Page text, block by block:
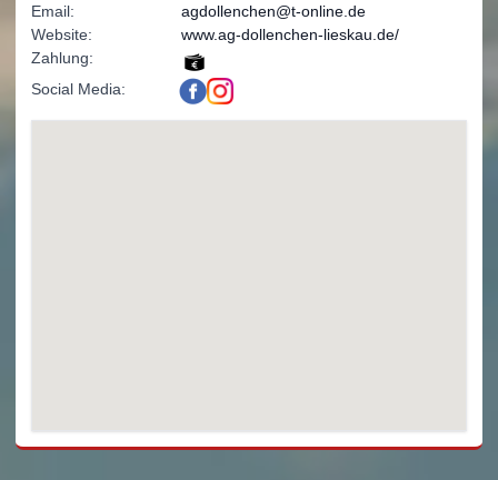
Email:
agdollenchen@t-online.de
Website:
www.ag-dollenchen-lieskau.de/
Zahlung:
Social Media: